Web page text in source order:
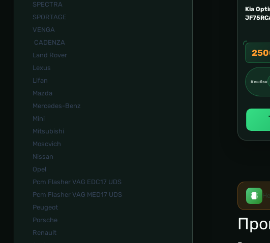
SPECTRA
SPORTAGE
VENGA
CADENZA
Land Rover
Lexus
Lifan
Mazda
Mercedes-Benz
Mini
Mitsubishi
Moscvich
Nissan
Opel
Pcm Flasher VAG EDC17 UDS
Pcm Flasher VAG MED17 UDS
Peugeot
Porsche
Renault
Kia
Кешбэк